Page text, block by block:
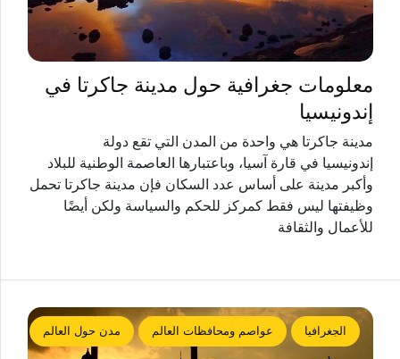
معلومات جغرافية حول مدينة جاكرتا في
إندونيسيا
مدينة جاكرتا هي واحدة من المدن التي تقع دولة
إندونيسيا في قارة آسيا، وباعتبارها العاصمة الوطنية للبلاد
وأكبر مدينة على أساس عدد السكان فإن مدينة جاكرتا تحمل
وظيفتها ليس فقط كمركز للحكم والسياسة ولكن أيضًا
للأعمال والثقافة
الجغرافيا عواصم ومحافظات العالم مدن حول العالم